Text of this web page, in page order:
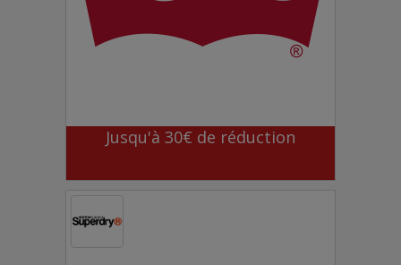
Jusqu'à 30€ de réduction